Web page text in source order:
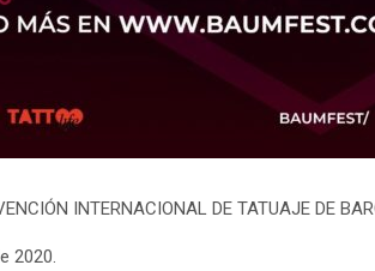
INTERNACIONAL DE TATUAJE DE
2020.